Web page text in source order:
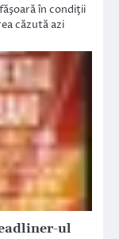
în condiţii
căzută azi
ul